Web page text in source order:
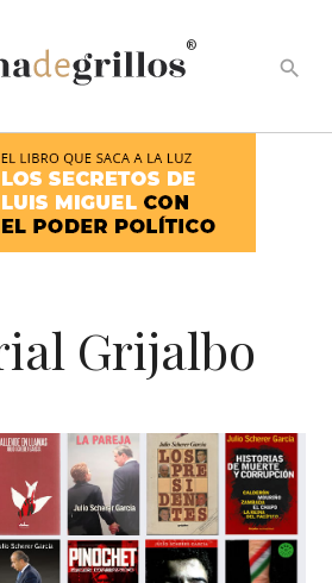
®
search
Grijalbo